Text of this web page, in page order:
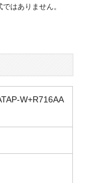
はありません。
W+R716AA